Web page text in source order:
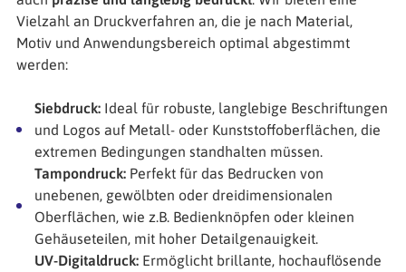
Vielzahl an Druckverfahren an, die je nach Material,
Motiv und Anwendungsbereich optimal abgestimmt
werden:
Siebdruck:Ideal für robuste, langlebige Beschriftungen
und Logos auf Metall- oder Kunststoffoberflächen, die
extremen Bedingungen standhalten müssen.
Tampondruck:Perfekt für das Bedrucken von
unebenen, gewölbten oder dreidimensionalen
Oberflächen, wie z.B. Bedienknöpfen oder kleinen
Gehäuseteilen, mit hoher Detailgenauigkeit.
UV-Digitaldruck:Ermöglicht brillante, hochauflösende